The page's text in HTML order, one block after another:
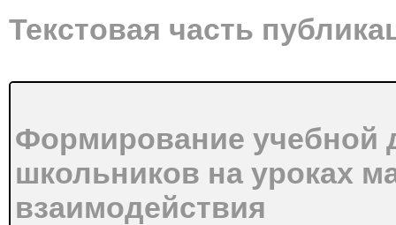
Текстовая часть
Формирование учебной
школьников на уроках
взаимодействия